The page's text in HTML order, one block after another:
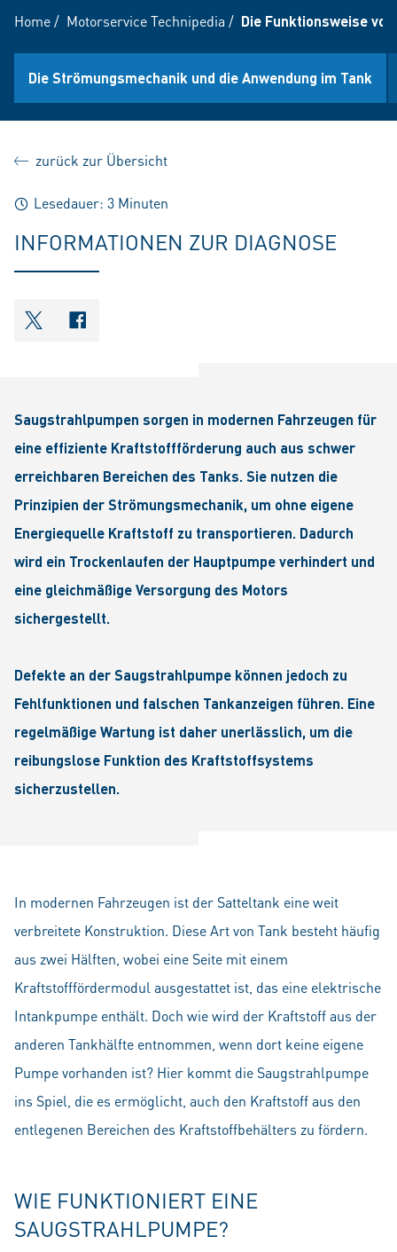
Home/ Motorservice Technipedia / Die Funktionsweise
Die Strömungsmechanik und die Anwendung im Tank
zurück zur Übersicht
Lesedauer: 3 Minuten
INFORMATIONEN ZUR DIAGNOSE
shareOntwitter
shareOnfacebook
Saugstrahlpumpen sorgen in modernen Fahrzeugen für
eine effiziente Kraftstoffförderung auch aus schwer
erreichbaren Bereichen des Tanks. Sie nutzen die
Prinzipien der Strömungsmechanik, um ohne eigene
Energiequelle Kraftstoff zu transportieren. Dadurch
wird ein Trockenlaufen der Hauptpumpe verhindert und
eine gleichmäßige Versorgung des Motors
sichergestellt.
Defekte an der Saugstrahlpumpe können jedoch zu
Fehlfunktionen und falschen Tankanzeigen führen. Eine
regelmäßige Wartung ist daher unerlässlich, um die
reibungslose Funktion des Kraftstoffsystems
sicherzustellen.
In modernen Fahrzeugen ist der Satteltank eine weit
verbreitete Konstruktion. Diese Art von Tank besteht häufig
aus zwei Hälften, wobei eine Seite mit einem
Kraftstofffördermodul ausgestattet ist, das eine elektrische
Intankpumpe enthält. Doch wie wird der Kraftstoff aus der
anderen Tankhälfte entnommen, wenn dort keine eigene
Pumpe vorhanden ist? Hier kommt die Saugstrahlpumpe
ins Spiel, die es ermöglicht, auch den Kraftstoff aus den
entlegenen Bereichen des Kraftstoffbehälters zu fördern.
WIE FUNKTIONIERT EINE
SAUGSTRAHLPUMPE?